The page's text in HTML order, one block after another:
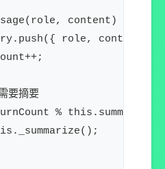
content) {
role, content
要摘要
%